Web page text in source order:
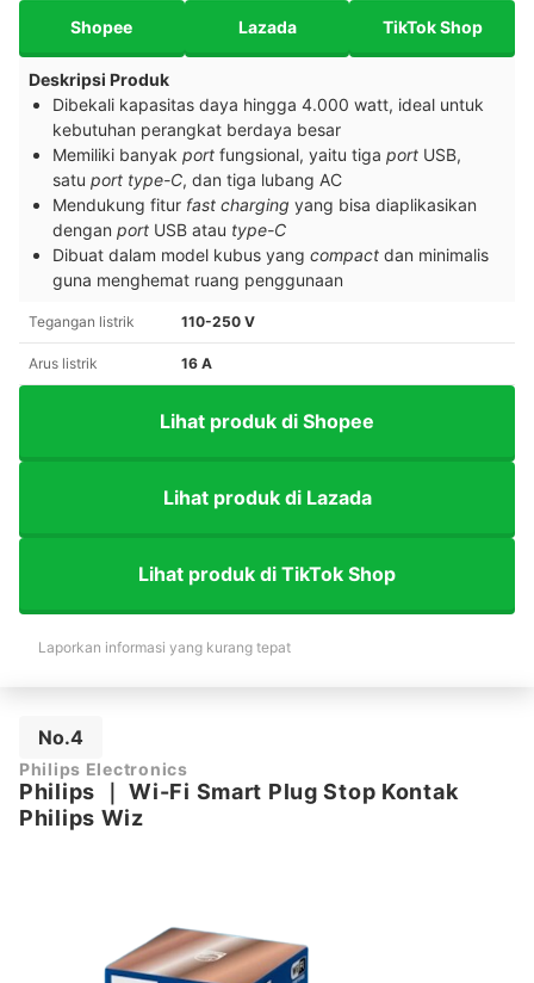
Shopee Lazada TikTok Shop
Deskripsi Produk
Dibekali kapasitas daya hingga 4.000 watt, ideal untuk
kebutuhan perangkat berdaya besar
Memiliki banyak port fungsional, yaitu tiga port USB,
satu port type-C, dan tiga lubang AC
Mendukung fitur fast charging yang bisa diaplikasikan
dengan port USB atau type-C
Dibuat dalam model kubus yang compact dan minimalis
guna menghemat ruang penggunaan
Tegangan listrik 110-250 V
Arus listrik 16 A
Lihat produk di Shopee
Lihat produk di Lazada
Lihat produk di TikTok Shop
Laporkan informasi yang kurang tepat
No.4
Philips Electronics
Philips ｜Wi-Fi Smart Plug Stop Kontak
Philips Wiz